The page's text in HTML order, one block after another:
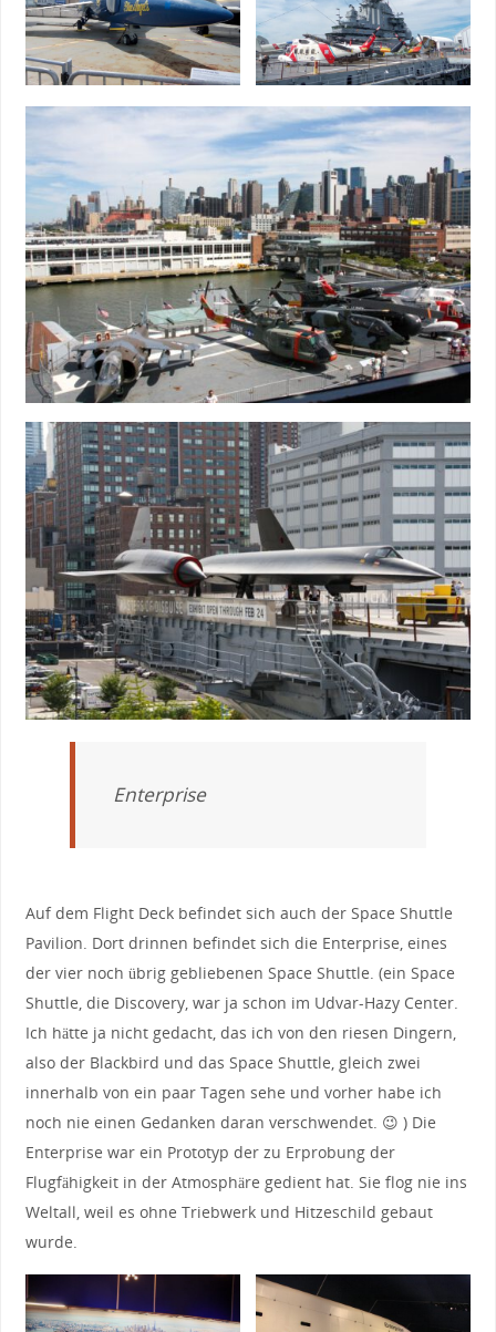
Enterprise
Auf dem Flight Deck befindet sich auch der Space Shuttle
Pavilion. Dort drinnen befindet sich die Enterprise, eines
der vier noch übrig gebliebenen Space Shuttle. (ein Space
Shuttle, die Discovery, war ja schon im Udvar-Hazy Center.
Ich hätte ja nicht gedacht, das ich von den riesen Dingern,
also der Blackbird und das Space Shuttle, gleich zwei
innerhalb von ein paar Tagen sehe und vorher habe ich
noch nie einen Gedanken daran verschwendet. 😉 ) Die
Enterprise war ein Prototyp der zu Erprobung der
Flugfähigkeit in der Atmosphäre gedient hat. Sie flog nie ins
Weltall, weil es ohne Triebwerk und Hitzeschild gebaut
wurde.